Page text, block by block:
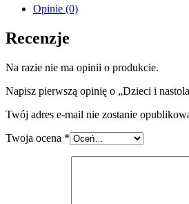
depresją
w
szkole
przedszkolu
Opinie (0)
Recenzje
Na razie nie ma opinii o produkcie.
Napisz pierwszą opinię o „Dzieci i
Twój adres e-mail nie zostanie
Twoja ocena *